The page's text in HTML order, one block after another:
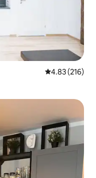
Calificación
4.83 (216)